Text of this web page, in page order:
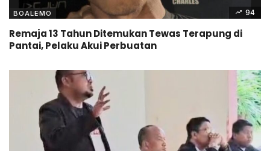
BOALEMO 94
Remaja 13 Tahun Ditemukan Tewas Terapung di
Pantai, Pelaku Akui Perbuatan